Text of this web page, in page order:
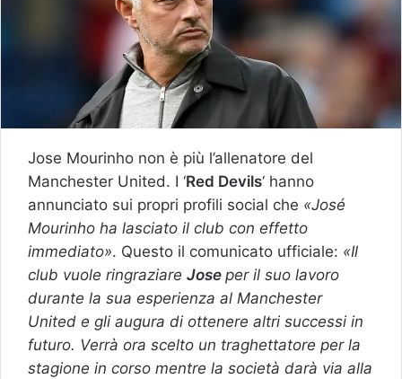
Jose Mourinho non è più l’allenatore del
Manchester United. I ‘Red Devils‘ hanno
annunciato sui propri profili social che «José
Mourinho ha lasciato il club con effetto
immediato». Questo il comunicato ufficiale: «Il
club vuole ringraziare Jose per il suo lavoro
durante la sua esperienza al Manchester
United e gli augura di ottenere altri successi in
futuro. Verrà ora scelto un traghettatore per la
stagione in corso mentre la società darà via alla